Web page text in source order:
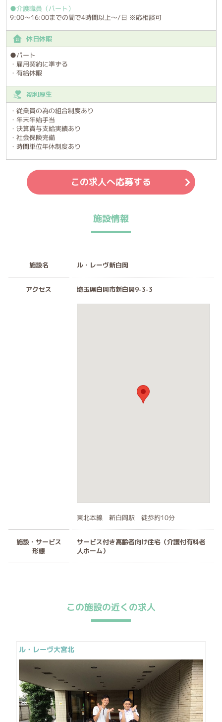
●介護職員（パート）
9:00～16:00までの間で4時間以上～/日 ※応相談可
休日休暇
●パート
・雇用契約に準ずる
・有給休暇
福利厚生
・従業員の為の組合制度あり
・年末年始手当
・決算賞与支給実績あり
・社会保険完備
・時間単位年休制度あり
この求人へ応募する
施設情報
施設名 ル・レーヴ新白岡
アクセス 埼玉県白岡市新白岡9-3-3
東北本線 新白岡駅 徒歩約10分
施設・サービス
形態
サービス付き高齢者向け住宅（介護付有料老
人ホーム）
この施設の近くの求人
ル・レーヴ大宮北